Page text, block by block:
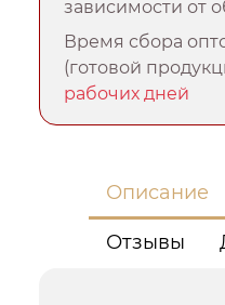
зависимости от
Время сбора
(готовой
рабочих дней
Описание
Отзывы